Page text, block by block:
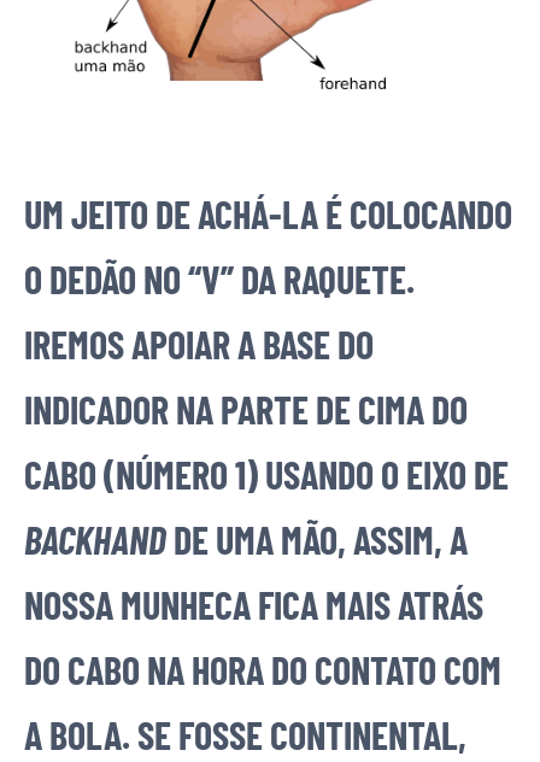
UM JEITO DE ACHÁ-LA É COLOCANDO
O DEDÃO NO “V” DA RAQUETE.
IREMOS APOIAR A BASE DO
INDICADOR NA PARTE DE CIMA DO
CABO (NÚMERO 1) USANDO O EIXO DE
BACKHANDDE UMA MÃO, ASSIM, A
NOSSA MUNHECA FICA MAIS ATRÁS
DO CABO NA HORA DO CONTATO COM
A BOLA. SE FOSSE CONTINENTAL,